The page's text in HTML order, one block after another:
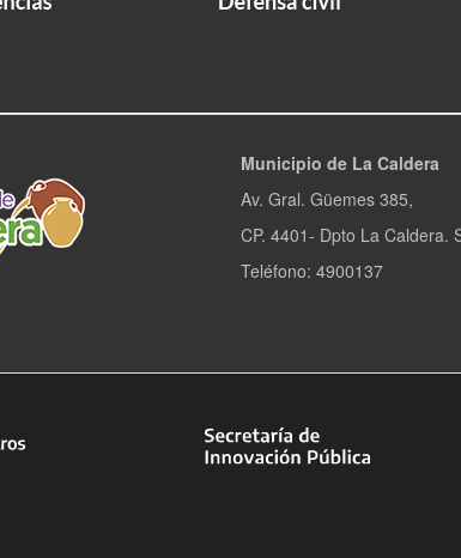
Municipio de La Caldera
Av. Gral. Güemes 385,
CP. 4401- Dpto La Caldera.
Teléfono: 4900137